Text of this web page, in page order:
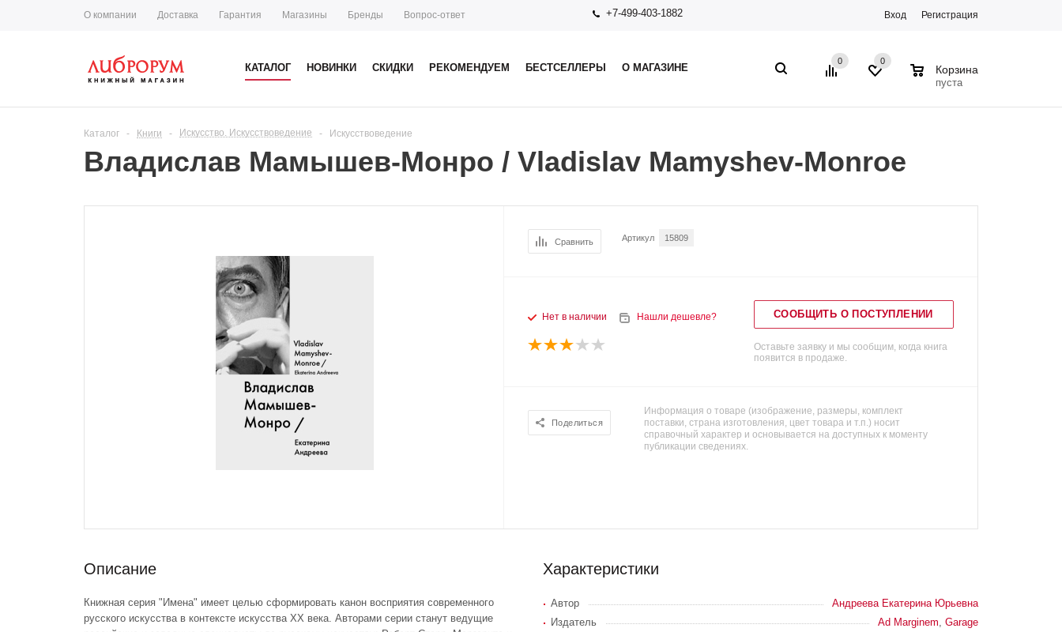
О компании Доставка Гарантия Магазины Бренды Вопрос-ответ +7-499-403-1882 Вход Регистрация
КАТАЛОГ НОВИНКИ СКИДКИ РЕКОМЕНДУЕМ БЕСТСЕЛЛЕРЫ О МАГАЗИНЕ
0 0
Корзина
пуста
Каталог - Книги - Искусство. Искусствоведение - Искусствоведение
Владислав Мамышев-Монро / Vladislav Mamyshev-Monroe
Сравнить Артикул 15809
Нет в наличии Нашли дешевле? СООБЩИТЬ О ПОСТУПЛЕНИИ
Оставьте заявку и мы сообщим, когда книга
появится в продаже.
Поделиться
Информация о товаре (изображение, размеры, комплект
поставки, страна изготовления, цвет товара и т.п.) носит
справочный характер и основывается на доступных к моменту
публикации сведениях.
Описание
Книжная серия "Имена" имеет целью сформировать канон восприятия современного
русского искусства в контексте искусства ХХ века. Авторами серии станут ведущие
Характеристики
Автор
Андреева Екатерина Юрьевна
Издатель
Ad Marginem Garage